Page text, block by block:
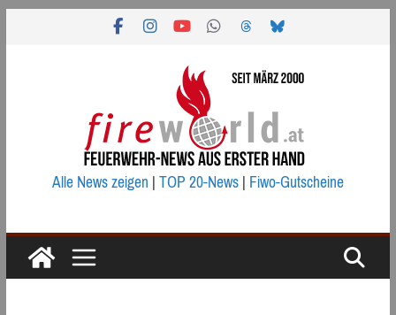
Alle News zeigen|TOP 20-News|Fiwo-Gutscheine